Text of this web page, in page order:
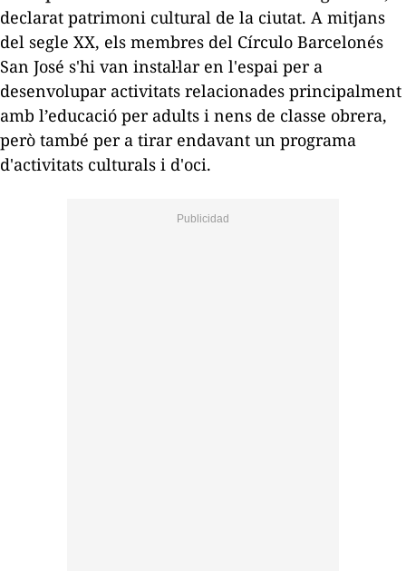
declarat patrimoni cultural de la ciutat. A mitjans
del segle XX, els membres del Círculo Barcelonés
San José s'hi van instal·lar en l'espai per a
desenvolupar activitats relacionades principalment
amb l’educació per adults i nens de classe obrera,
però també per a tirar endavant un programa
d'activitats culturals i d'oci.